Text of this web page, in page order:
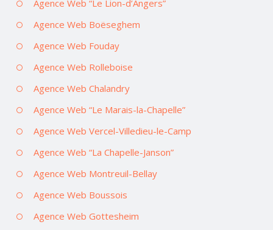
Agence Web “Le Lion-d’Angers”
Agence Web Boëseghem
Agence Web Fouday
Agence Web Rolleboise
Agence Web Chalandry
Agence Web “Le Marais-la-Chapelle”
Agence Web Vercel-Villedieu-le-Camp
Agence Web “La Chapelle-Janson”
Agence Web Montreuil-Bellay
Agence Web Boussois
Agence Web Gottesheim